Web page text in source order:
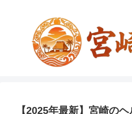
【2025年最新】宮崎の